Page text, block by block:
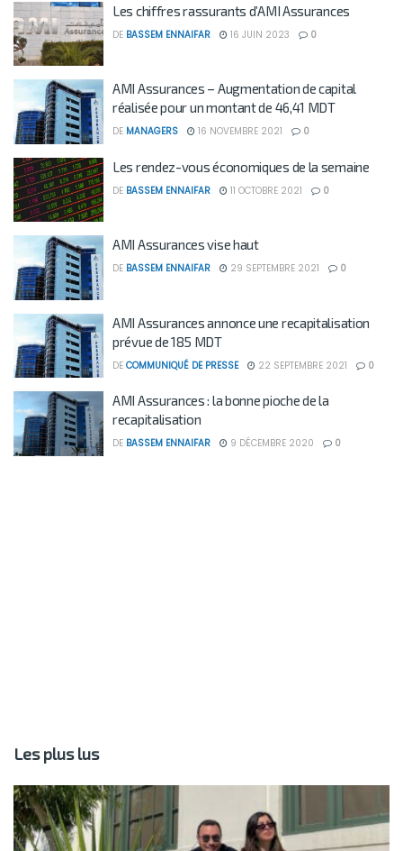
Les chiffres rassurants d’AMI Assurances
DE BASSEM ENNAIFAR 16 JUIN 2023 0
AMI Assurances – Augmentation de capital
réalisée pour un montant de 46,41 MDT
DE MANAGERS 16 NOVEMBRE 2021 0
Les rendez-vous économiques de la semaine
DE BASSEM ENNAIFAR 11 OCTOBRE 2021 0
AMI Assurances vise haut
DE BASSEM ENNAIFAR 29 SEPTEMBRE 2021 0
AMI Assurances annonce une recapitalisation
prévue de 185 MDT
DE COMMUNIQUÉ DE PRESSE 22 SEPTEMBRE 2021 0
AMI Assurances : la bonne pioche de la
recapitalisation
DE BASSEM ENNAIFAR 9 DÉCEMBRE 2020 0
Les plus lus